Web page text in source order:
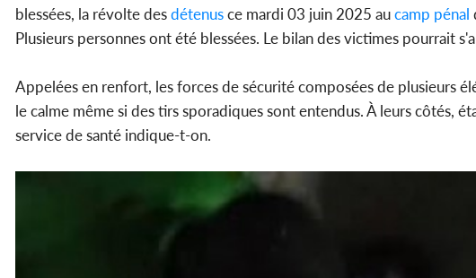
blessées, la révolte desdétenusce mardi 03 juin 2025 aucamp pénal
Plusieurs personnes ont été blessées. Le bilan des victimes pourrait
Appelées en renfort, les forces de sécurité composées de plusieurs
le calme même si des tirs sporadiques sont entendus. À leurs côtés,
service de santé indique-t-on.